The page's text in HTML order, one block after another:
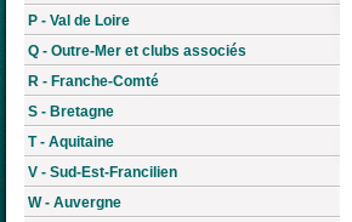
P - Val de Loire
Q - Outre-Mer et clubs associés
R - Franche-Comté
S - Bretagne
T - Aquitaine
V - Sud-Est-Francilien
W - Auvergne